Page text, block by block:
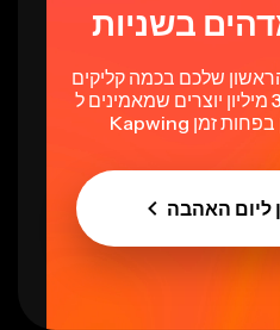
בשניות
שלכם בכמה קליקים
בלבד. הצטרפו לעוד 35 מיליון יוצרים שמאמינים ל-
ליום האהבה